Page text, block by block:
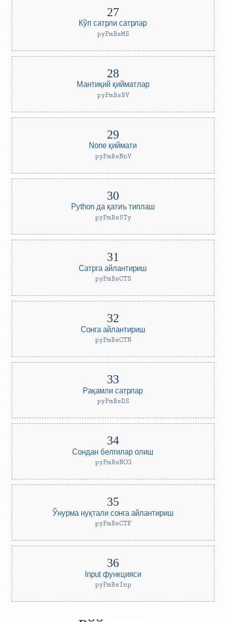
Кўп сатрли сатрлар
pyPmBsMS
Мантиқий қийматлар
pyPmBsBV
None қиймати
pyPmBsNnV
Python да қатиъ типлаш
pyPmBsSTy
Сатрга айлантириш
pyPmBsCTS
Сонга айлантириш
pyPmBsCTN
Рақамли сатрлар
pyPmBsDS
Сондан белгилар олиш
pyPmBsNCG
Ўнурма нуқтали сонга айлантириш
pyPmBsCTF
Input функцияси
pyPmBsInp